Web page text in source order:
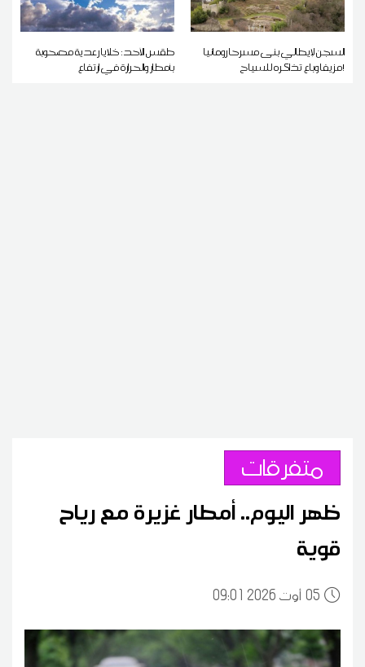
السجن لإيطالي بنى مسرحا رومانيا
مزيفا وباع تذاكره للسياح!
طقس الأحد: خلايا رعدية مصحوبة
بأمطار والحرارة في ارتفاع
متفرقات
ظهر اليوم.. أمطار غزيرة مع رياح
قوية
0509:01 2026 أوت